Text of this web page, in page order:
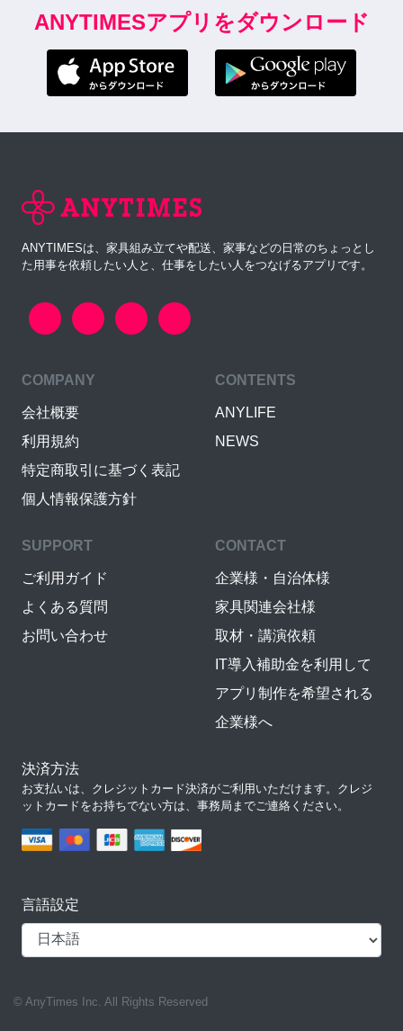
ANYTIMESアプリをダウンロード
ANYTIMESは、家具組み立てや配送、家事などの日常のちょっとし
た用事を依頼したい人と、仕事をしたい人をつなげるアプリです。
COMPANY
会社概要
利用規約
特定商取引に基づく表記
個人情報保護方針
CONTENTS
ANYLIFE
NEWS
SUPPORT
ご利用ガイド
よくある質問
お問い合わせ
CONTACT
企業様・自治体様
家具関連会社様
取材・講演依頼
IT導入補助金を利用して
アプリ制作を希望される
企業様へ
決済方法
お支払いは、クレジットカード決済がご利用いただけます。クレジ
ットカードをお持ちでない方は、事務局までご連絡ください。
言語設定
© AnyTimes Inc. All Rights Reserved